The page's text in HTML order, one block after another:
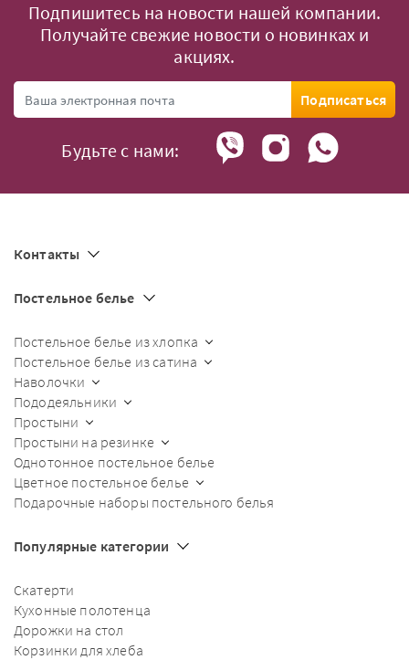
Подпишитесь на новости нашей компании.
Получайте свежие новости о новинках и
акциях.
Подписаться
Будьте с нами:
Контакты
Постельное белье
Постельное белье из хлопка
Постельное белье из сатина
Наволочки
Пододеяльники
Простыни
Простыни на резинке
Однотонное постельное белье
Цветное постельное белье
Подарочные наборы постельного белья
Популярные категории
Скатерти
Кухонные полотенца
Дорожки на стол
Корзинки для хлеба